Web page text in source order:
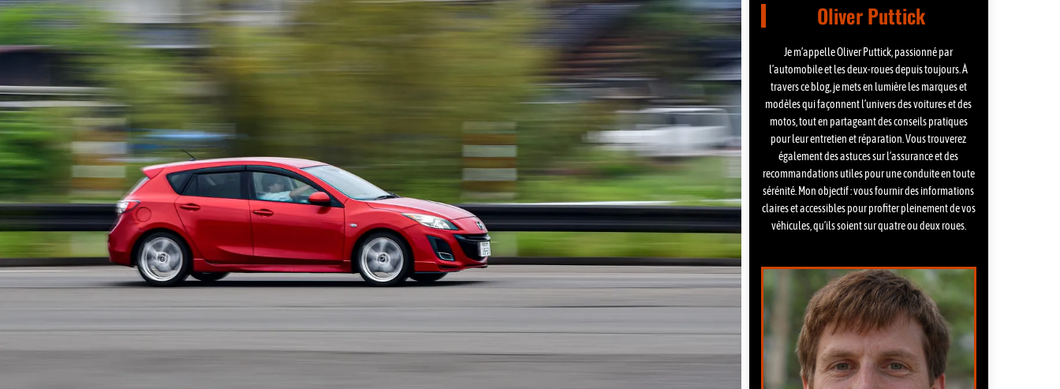
Oliver Puttick
Je m’appelle Oliver Puttick, passionné par
l’automobile et les deux-roues depuis toujours. À
travers ce blog, je mets en lumière les marques et
modèles qui façonnent l’univers des voitures et des
motos, tout en partageant des conseils pratiques
pour leur entretien et réparation. Vous trouverez
également des astuces sur l’assurance et des
recommandations utiles pour une conduite en toute
sérénité. Mon objectif : vous fournir des informations
claires et accessibles pour profiter pleinement de vos
véhicules, qu’ils soient sur quatre ou deux roues.